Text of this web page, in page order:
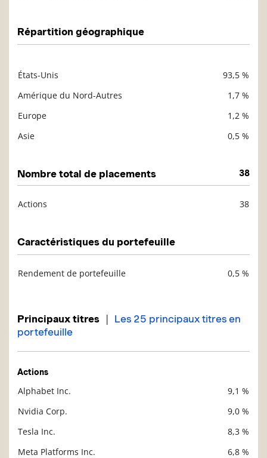
Répartition géographique
États-Unis
93,5 %
Amérique du Nord-Autres
1,7 %
Europe
1,2 %
Asie
0,5 %
Nombre total de placements 38
Actions 38
Caractéristiques du portefeuille
Rendement de portefeuille 0,5 %
Principaux titres | Les 25 principaux titres en
portefeuille
Actions
Alphabet Inc.
9,1 %
Nvidia Corp.
9,0 %
Tesla Inc.
8,3 %
Meta Platforms Inc.
6,8 %